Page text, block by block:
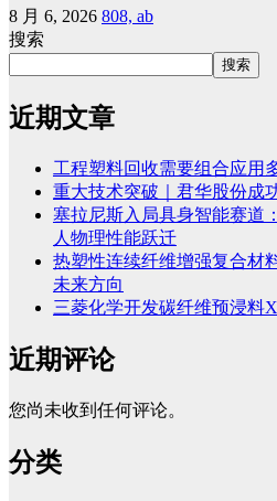
8 月 6, 2026 808, ab
搜索
搜索
近期文章
工程塑料回收需要组合应用
重大技术突破｜君华股份成
塞拉尼斯入局具身智能赛道
人物理性能跃迁
热塑性连续纤维增强复合材
未来方向
三菱化学开发碳纤维预浸料
近期评论
您尚未收到任何评论。
分类